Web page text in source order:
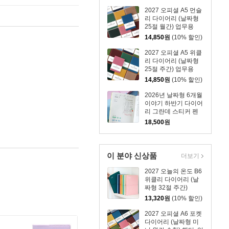
2027 오피셜 A5 먼슬
리 다이어리 (날짜형
25절 월간) 업무용
14,850원 (10% 할인)
2027 오피셜 A5 위클
리 다이어리 (날짜형
25절 주간) 업무용
14,850원 (10% 할인)
2026년 날짜형 6개월
이야기 하반기 다이어
리 그란데 스티커 펜
세트
18,500원
이 분야 신상품
2027 오늘의 온도 B6
위클리 다이어리 (날
짜형 32절 주간)
13,320원 (10% 할인)
2027 오피셜 A6 포켓
다이어리 (날짜형 미
더보기